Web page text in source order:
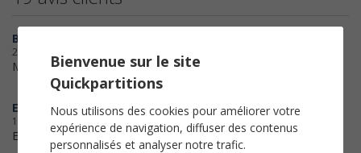
Boebey58
23-10-2025
Merci beaucoup!
Edyt
16-11-2024
Excellent score
Bienvenue sur le site
Quickpartitions
Nous utilisons des cookies pour améliorer votre
expérience de navigation, diffuser des contenus
personnalisés et analyser notre trafic.